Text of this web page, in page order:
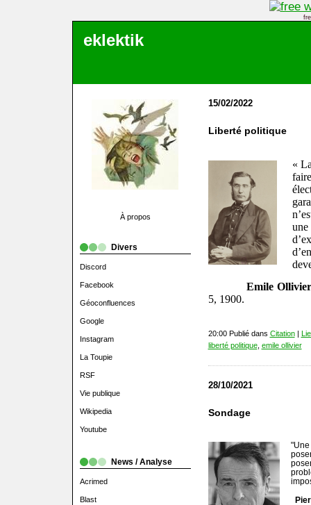
eklektik
À propos
Divers
Discord
Facebook
Géoconfluences
Google
Instagram
La Toupie
RSF
Vie publique
Wikipedia
Youtube
News / Analyse
Acrimed
Blast
15/02/2022
Liberté politique
«
Emile
5, 1900.
20:00 Publié dans Citation|
liberté politique, emile ollivier
28/10/2021
Sondage